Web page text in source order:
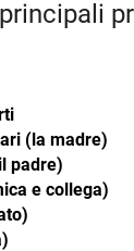
(la madre)
padre)
e collega)